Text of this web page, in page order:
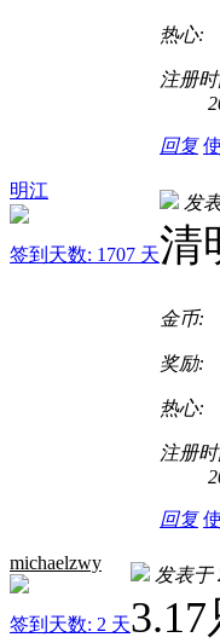
热心:
注册
回复
明江
签到天数: 1707 天
发
清
金币:
奖励:
热心:
注册
回复
michaelzwy
签到天数: 2 天
发表于